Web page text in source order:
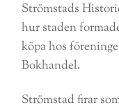
Strömstads
hur staden
köpa hos
Bokhandel.
Strömstad firar